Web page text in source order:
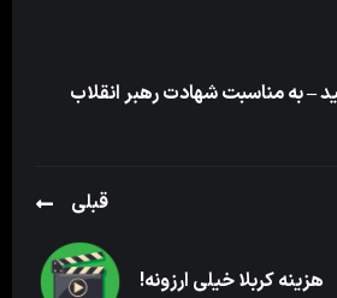
– به مناسبت شهادت رهبر انقلاب
قبلی
هزینه کربلا خیلی ارزونه!